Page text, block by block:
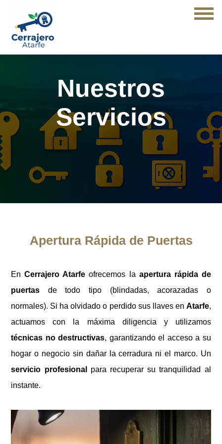
Nuestros
Servicios
Apertura Rápida de Puertas
EnCerrajero Atarfe ofrecemos la apertura rápida de
puertas de todo tipo (blindadas, acorazadas o
normales). Si ha olvidado o perdido sus llaves en Atarfe,
actuamos con la máxima diligencia y utilizamos
técnicas no destructivas, garantizando el acceso a su
hogar o negocio sin dañar la cerradura ni el marco. Un
servicio profesional
para recuperar su tranquilidad al
instante.